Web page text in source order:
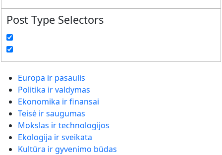
Post Type Selectors
Europa ir pasaulis
Politika ir valdymas
Ekonomika ir finansai
Teisė ir saugumas
Mokslas ir technologijos
Ekologija ir sveikata
Kultūra ir gyvenimo būdas